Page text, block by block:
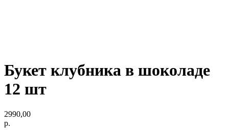
Букет клубника в шоколаде
12 шт
2990,00
р.